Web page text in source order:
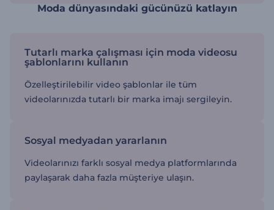
Moda dünyasındaki gücünüzü katlayın
Tutarlı marka çalışması için moda videosu
şablonlarını kullanın
Özelleştirilebilir video şablonlar ile tüm
videolarınızda tutarlı bir marka imajı sergileyin.
Sosyal medyadan yararlanın
Videolarınızı farklı sosyal medya platformlarında
paylaşarak daha fazla müşteriye ulaşın.